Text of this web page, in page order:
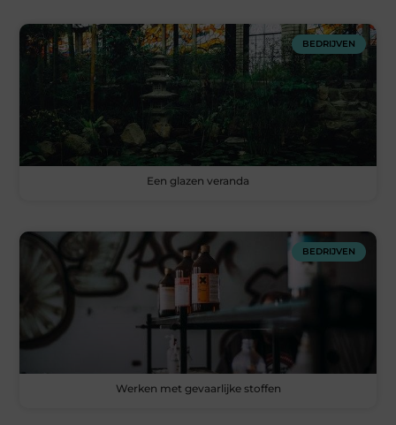
BEDRIJVEN
Een glazen veranda
BEDRIJVEN
Werken met gevaarlijke stoffen